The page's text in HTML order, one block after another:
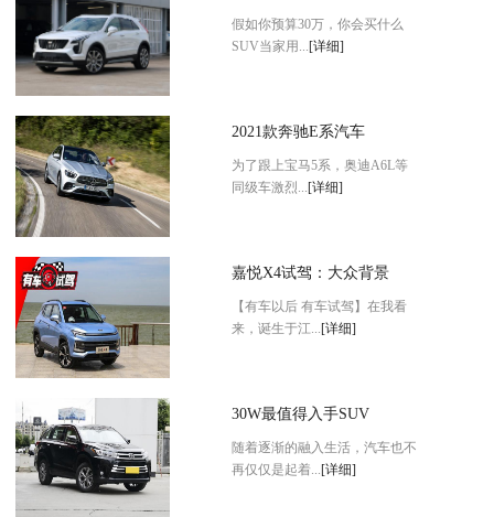
假如你预算30万，你会买什么
SUV当家用...[详细]
2021款奔驰E系汽车
为了跟上宝马5系，奥迪A6L等
同级车激烈...[详细]
嘉悦X4试驾：大众背景
【有车以后 有车试驾】在我看
来，诞生于江...[详细]
30W最值得入手SUV
随着逐渐的融入生活，汽车也不
再仅仅是起着...[详细]